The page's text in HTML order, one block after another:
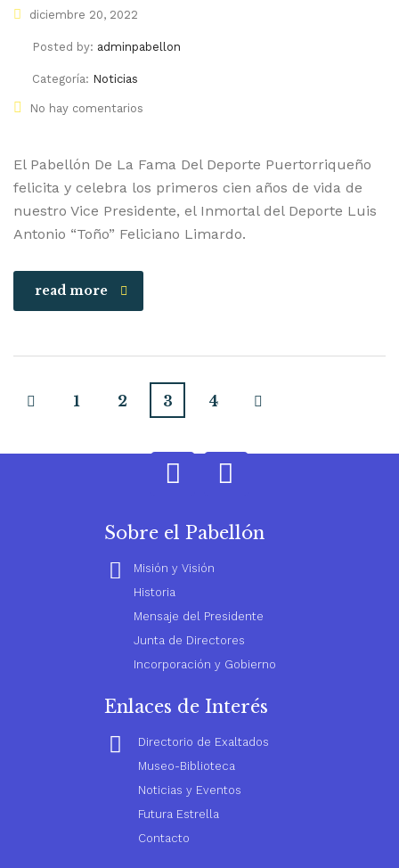
diciembre 20, 2022
Posted by: adminpabellon
Categoría: Noticias
No hay comentarios
El Pabellón De La Fama Del Deporte Puertorriqueño
felicita y celebra los primeros cien años de vida de
nuestro Vice Presidente, el Inmortal del Deporte Luis
Antonio “Toño” Feliciano Limardo.
read more
1 2 3 4
Sobre el Pabellón
Misión y Visión
Historia
Mensaje del Presidente
Junta de Directores
Incorporación y Gobierno
Enlaces de Interés
Directorio de Exaltados
Museo-Biblioteca
Noticias y Eventos
Futura Estrella
Contacto